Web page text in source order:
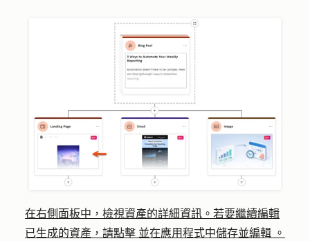
在右側面板中，檢視資產的詳細資訊。若要繼續編輯
已生成的資產，請點擊 並在應用程式中儲存並編輯 。